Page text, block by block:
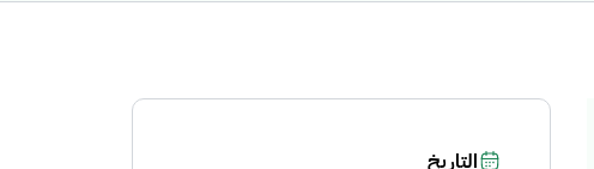
التاريخ